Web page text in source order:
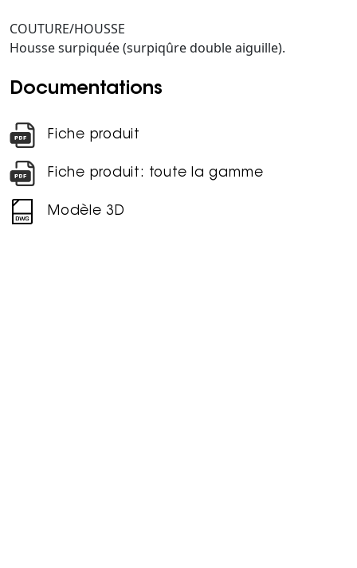
COUTURE/HOUSSE
Housse surpiquée (surpiqûre double aiguille).
Documentations
Fiche produit
Fiche produit: toute la gamme
Modèle 3D